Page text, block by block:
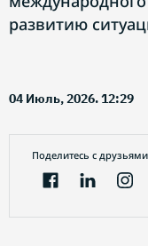
развитию
04 Июль, 2026. 12:29
Поделитесь с друзьями